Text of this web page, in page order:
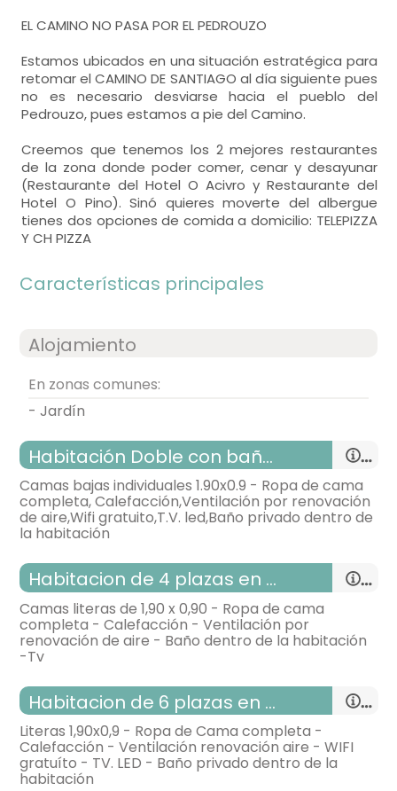
EL CAMINO NO PASA POR EL PEDROUZO
Estamos ubicados en una situación estratégica para
retomar el CAMINO DE SANTIAGO al día siguiente pues
no es necesario desviarse hacia el pueblo del
Pedrouzo, pues estamos a pie del Camino.
Creemos que tenemos los 2 mejores restaurantes
de la zona donde poder comer, cenar y desayunar
(Restaurante del Hotel O Acivro y Restaurante del
Hotel O Pino). Sinó quieres moverte del albergue
tienes dos opciones de comida a domicilio: TELEPIZZA
Y CH PIZZA
Características principales
Alojamiento
En zonas comunes:
- Jardín
Habitación Doble con baño privado - 2 camas
Camas bajas individuales 1.90x0.9 - Ropa de cama
completa, Calefacción,Ventilación por renovación
de aire,Wifi gratuito,T.V. led,Baño privado dentro de
la habitación
habitación doble
TV,
Calefacción,
- Habitación con cuarto de baño (con ducha
en vez de baño). Incluye:
Habitacion de 4 plazas en litera con Baño Privado
Camas literas de 1,90 x 0,90 - Ropa de cama
completa - Calefacción - Ventilación por
renovación de aire - Baño dentro de la habitación
-Tv
habitación con varias camas
Habitacion de 6 plazas en litera con Baño Privado
Literas 1,90x0,9 - Ropa de Cama completa -
Calefacción - Ventilación renovación aire - WIFI
gratuíto - TV. LED - Baño privado dentro de la
habitación